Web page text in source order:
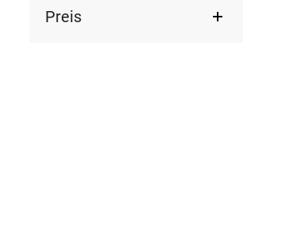
Preis